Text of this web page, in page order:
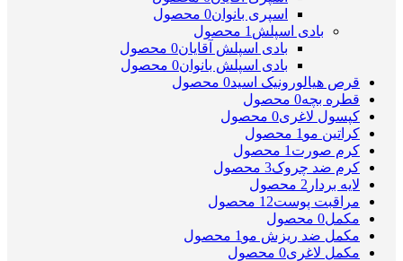
اسپری بانوان0 محصول
بادی اسپلش 1 محصول
بادی اسپلش آقایان0 محصول
بادی اسپلش بانوان0 محصول
قرص هیالورونیک اسید0 محصول
قطره بچه0 محصول
کپسول لاغری0 محصول
کراتین مو 1 محصول
کرم صورت 1 محصول
کرم ضد چروک3 محصول
لایه بردار 2 محصول
مراقبت پوست12 محصول
مکمل0 محصول
مکمل ضد ریزش مو 1 محصول
مکمل لاغری0 محصول